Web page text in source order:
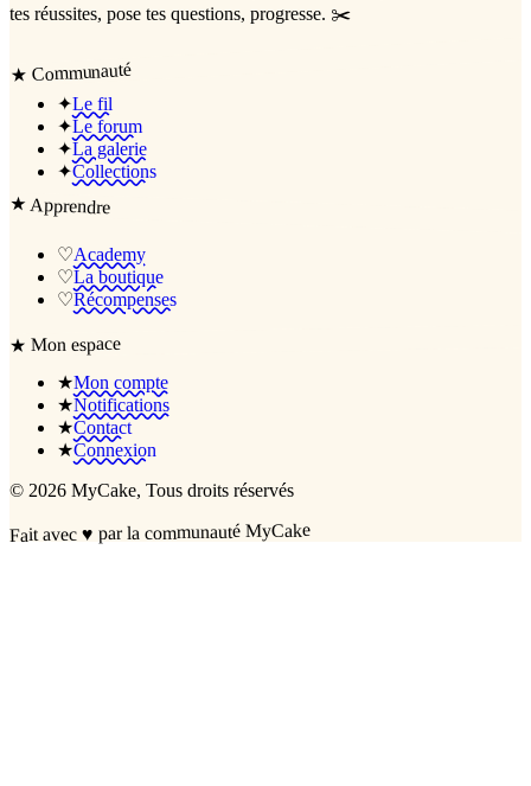
tes réussites, pose tes questions, progresse. ✂️
★ Communauté
✦Le fil
✦Le forum
✦La galerie
✦Collections
★Apprendre
♡Academy
♡La boutique
♡Récompenses
★Mon espace
★Mon compte
★Notifications
★Contact
★Connexion
© 2026 MyCake, Tous droits réservés
Fait avec♥ par la communauté MyCake